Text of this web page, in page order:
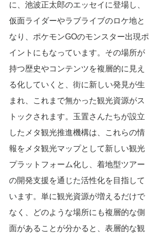
に、池波正太郎のエッセイに登場し、
仮面ライダーやラブライブのロケ地と
なり、ポケモンGOのモンスター出現ポ
イントにもなっています。その場所が
持つ歴史やコンテンツを複層的に見え
る化していくと、街に新しい発見が生
まれ、これまで無かった観光資源がス
トックされます。玉置さんたちが設立
したメタ観光推進機構は、これらの情
報をメタ観光マップとして新しい観光
プラットフォーム化し、着地型ツアー
の開発支援を通じた活性化を目指して
います。単に観光資源が増えるだけで
なく、どのような場所にも複層的な側
面があることが分かると、表層的な観